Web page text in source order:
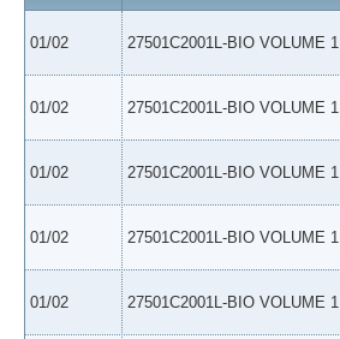
01/02 27501C2001L-BIO VOLUME 1
01/02 27501C2001L-BIO VOLUME 1
01/02 27501C2001L-BIO VOLUME 1
01/02 27501C2001L-BIO VOLUME 1
01/02 27501C2001L-BIO VOLUME 1